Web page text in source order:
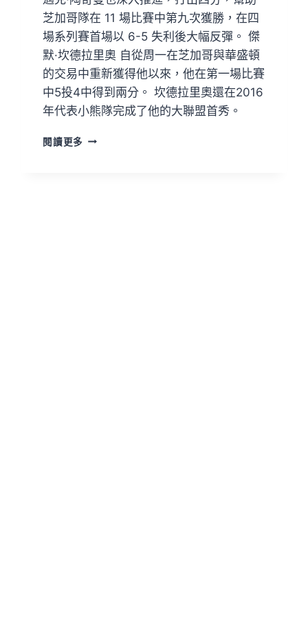
芝加哥隊在 11 場比賽中第九次獲勝，在四
場系列賽首場以 6-5 失利後大幅反彈。 傑
默·坎德拉里奧 自從周一在芝加哥與華盛頓
的交易中重新獲得他以來，他在第一場比賽
中5投4中得到兩分。 坎德拉里奧還在2016
年代表小熊隊完成了他的大聯盟首秀。
閱讀更多